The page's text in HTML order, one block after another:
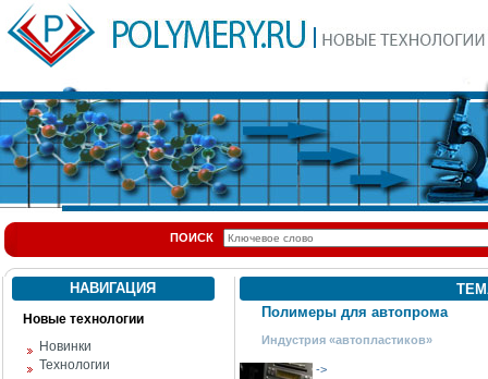
ПОИСК
НАВИГАЦИЯ
Новые технологии
Новинки
Технологии
Полимеры для автопрома
Индустрия «автопластиков»
->